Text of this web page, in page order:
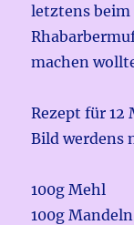
letztens beim
machen
Rezept für 12
Bild werdens
100g Mehl
100g